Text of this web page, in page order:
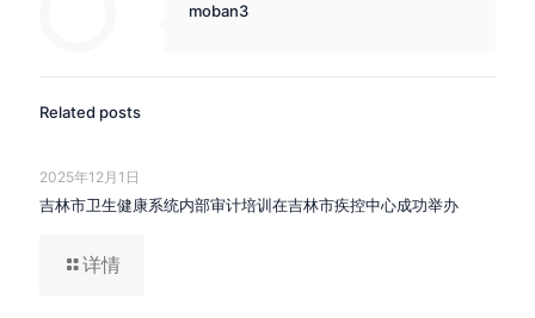
moban3
Related posts
2025年12月1日
吉林市卫生健康系统内部审计培训在吉林市疾控中心成功举办
详情